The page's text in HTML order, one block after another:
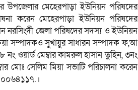
উপজেলার মেহেরপাড়া ইউনিয়ন পরিষদের
করেন মেহেরপাড়া ইউনিয়ন পরিষদের
নরসিংদী জেলা পরিষদের সদস্য ও ইউনিয়ন
সম্পাদকও সুখায়ুর সাধারন সম্পাদক ফ,আ
ওয়ার্ড মেম্বার কামরুল হাসান তুহিন, ৩নং
মোঃ সেলিম মিয়া সভাটি পরিচালনা করেন